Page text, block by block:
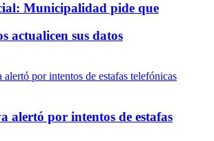
Municipalidad pide que
actualicen sus datos
alertó por intentos de estafas